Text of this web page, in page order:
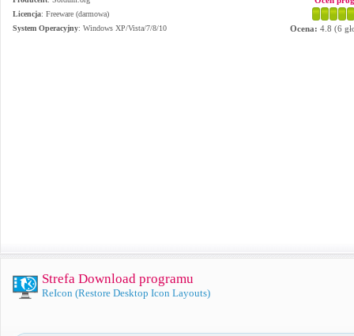
Licencja: Freeware (darmowa)
System Operacyjny: Windows XP/Vista/7/8/10 Ocena: 4.8 (6
Strefa Download programu
ReIcon (Restore Desktop Icon Layouts)